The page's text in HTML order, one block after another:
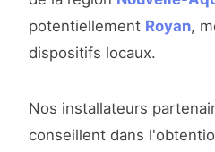
potentiellement Royan,
dispositifs locaux.
Nos installateurs
conseillent dans